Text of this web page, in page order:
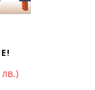
€ through 28.80 €